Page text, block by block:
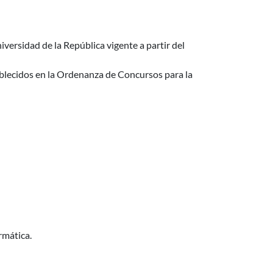
de la República vigente a partir del
en la Ordenanza de Concursos para la